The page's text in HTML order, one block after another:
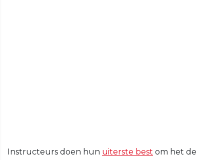
Instructeurs doen hun uiterste best om het de